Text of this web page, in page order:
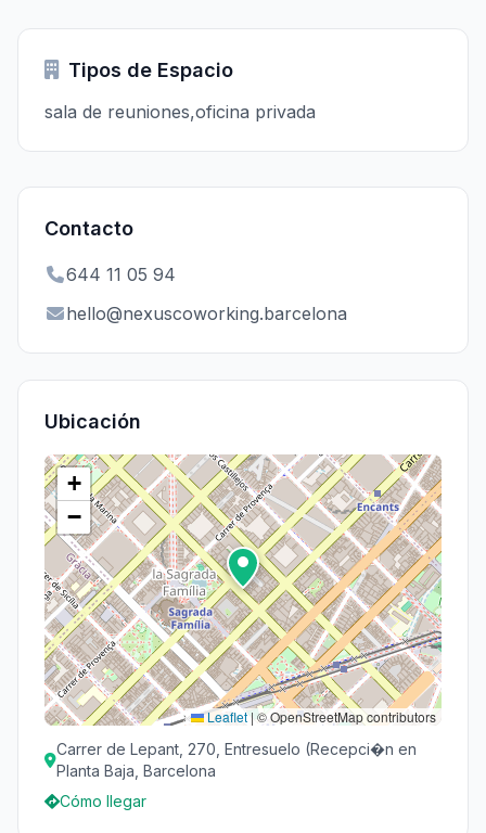
Tipos de Espacio
sala de reuniones,oficina privada
Contacto
644 11 05 94
hello@nexuscoworking.barcelona
Ubicación
+
−
Leaflet|© OpenStreetMap contributors
Carrer de Lepant, 270, Entresuelo (Recepci�n en
Planta Baja, Barcelona
Cómo llegar